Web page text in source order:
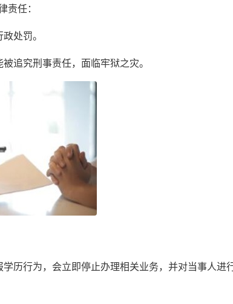
任：
处罚。
追究刑事责任，面临牢狱之灾。
历行为，会立即停止办理相关业务，并对当事人进